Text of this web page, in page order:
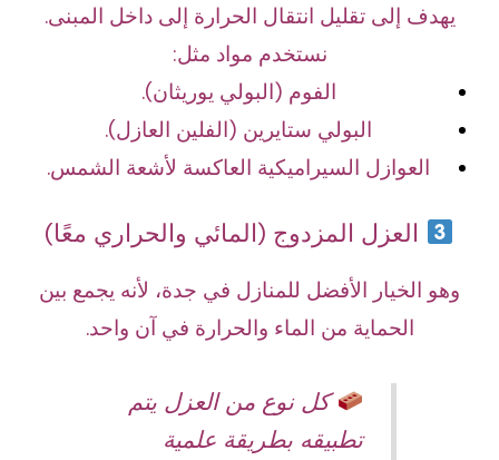
يهدف إلى تقليل انتقال الحرارة إلى داخل المبنى.
نستخدم مواد مثل:
الفوم (البولي يوريثان).
البولي ستايرين (الفلين العازل).
العوازل السيراميكية العاكسة لأشعة الشمس.
العزل المزدوج (المائي والحراري معًا)
وهو الخيار الأفضل للمنازل في جدة، لأنه يجمع بين
الحماية من الماء والحرارة في آن واحد.
كل نوع من العزل يتم
تطبيقه بطريقة علمية